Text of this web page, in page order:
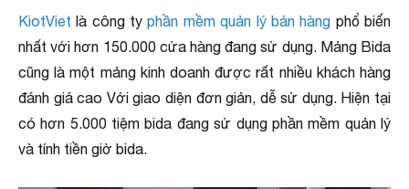
KiotViet là công typhần mềm quản lý bán hàng phổ biến
nhất với hơn 150.000 cửa hàng đang sử dụng. Mảng Bida
cũng là một mảng kinh doanh được rất nhiều khách hàng
đánh giá cao Với giao diện đơn giản, dễ sử dụng. Hiện tại
có hơn 5.000 tiệm bida đang sử dụng phần mềm quản lý
và tính tiền giờ bida.